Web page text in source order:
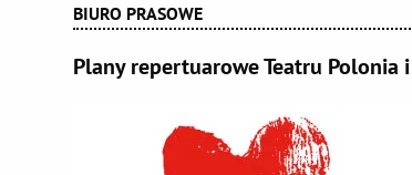
BIURO PRASOWE
Plany repertuarowe Teatru Polonia